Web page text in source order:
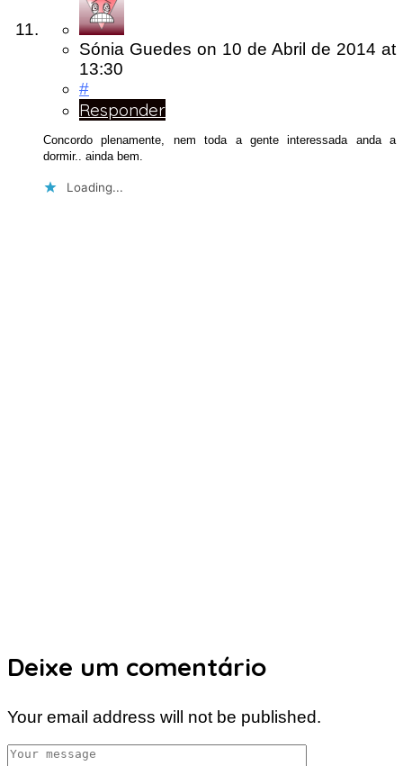
Sónia Guedes on 10 de Abril de 2014 at
13:30
#
Responder
Concordo plenamente, nem toda a gente interessada anda a
dormir.. ainda bem.
Loading...
Deixe um comentário
Your email address will not be published.